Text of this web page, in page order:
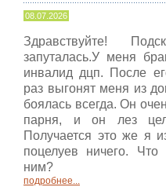
08.07.2026
Здравствуйте!
запуталась.У меня
инвалид дцп. После
раз выгонят меня из
боялась всегда. Он
парня, и он лез
Получается это же я
поцелуев ничего.
ним?
подробнее...